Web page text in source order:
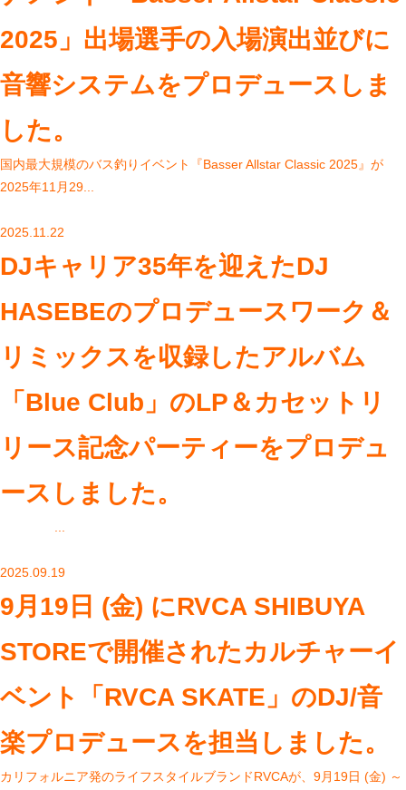
2025」出場選手の入場演出並びに
音響システムをプロデュースしま
した。
国内最⼤規模のバス釣りイベント『Basser Allstar Classic 2025』が
2025年11⽉29...
2025.11.22
DJキャリア35年を迎えたDJ
HASEBEのプロデュースワーク＆
リミックスを収録したアルバム
「Blue Club」のLP＆カセットリ
リース記念パーティーをプロデュ
ースしました。
2025.09.19
9月19日 (金) にRVCA SHIBUYA
STOREで開催されたカルチャーイ
ベント「RVCA SKATE」のDJ/音
楽プロデュースを担当しました。
カリフォルニア発のライフスタイルブランドRVCAが、9月19日 (金) ～